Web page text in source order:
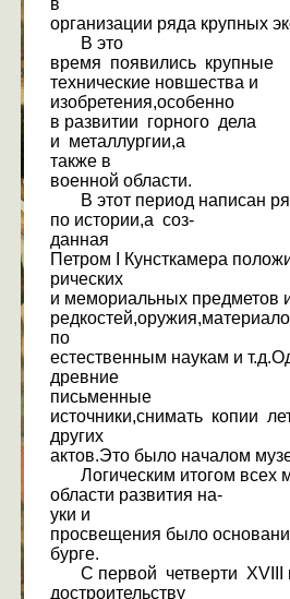
организации ряда крупных
В это
время появились крупные
технические новшества и
изобретения,особенно
в развитии горного дела
и металлургии,а
также в
военной области.
В этот период написан
по истории,а соз-
данная
Петром I Кунсткамера
рических
и мемориальных предметов
по
естественным наукам и
древние
письменные
источники,снимать копии
других
актов.Это было началом
Логическим итогом всех
области развития на-
уки и
просвещения было
бурге.
С первой четверти XVIII
достроительству